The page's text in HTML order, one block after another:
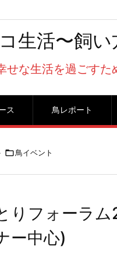
生活〜飼
せな生活を過ごすた
ス 鳥レポート
鳥イベント
りフォーラ
ー中心)